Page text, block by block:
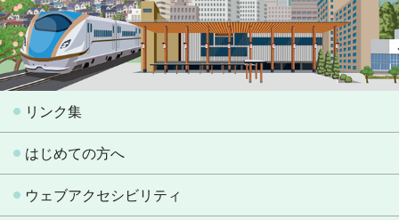
リンク集
はじめての方へ
ウェブアクセシビリティ